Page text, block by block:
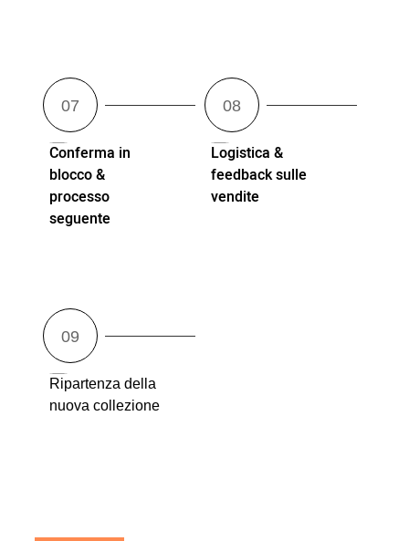
Conferma in
blocco &
processo
seguente
Logistica &
feedback sulle
vendite
Ripartenza della
nuova collezione